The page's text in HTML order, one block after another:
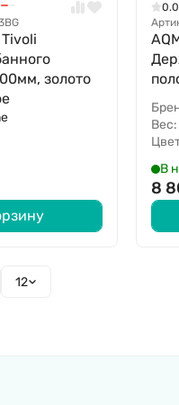
золото
0.0
В
8
12